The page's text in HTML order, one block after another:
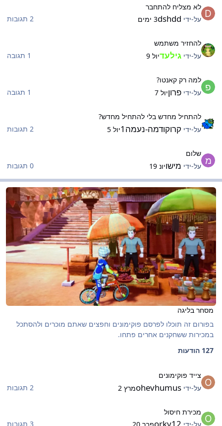
לא מצליח להתחבר
על-ידי dshdd3 ימים
2 תגובות
להחזיר משתמש
על-ידי גילעדיול 9
1 תגובה
למה רק קאנטו?
על-ידי פרוןיול 7
1 תגובה
להתחיל מחדש בלי להתחיל מחדש?
על-ידי קרוקודמה-נעמה1 יול 5
2 תגובות
שלום
על-ידי מישויונ 19 0 תגובות
מסחר בליגה
מסחר בליגה
מסחר בליגה
בפורום זה תוכלו לפרסם פוקימונים וחפצים שאתם מוכרים ולהסתכל
במכירות ששחקנים אחרים פתחו.
127 הודעות
צייד פוקימונים
על-ידי ohevhumusמרץ 2
2 תגובות
מכירת חיסול
3 תגובות